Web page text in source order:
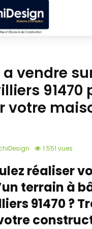
vendre
91470
votre
1 551 vues
réaliser
terrain à
91470 ?